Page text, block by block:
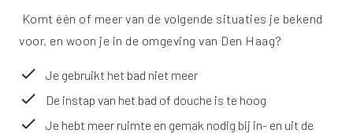
Komt één of meer van de volgende situaties je bekend
voor, en woon je in de omgeving van Den Haag?
Je gebruikt het bad niet meer
De instap van het bad of douche is te hoog
Je hebt meer ruimte en gemak nodig bij in- en uit de